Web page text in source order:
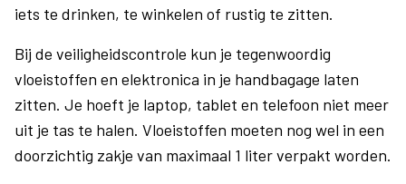
iets te drinken, te winkelen of rustig te zitten.
Bij de veiligheidscontrole kun je tegenwoordig
vloeistoffen en elektronica in je handbagage laten
zitten. Je hoeft je laptop, tablet en telefoon niet meer
uit je tas te halen. Vloeistoffen moeten nog wel in een
doorzichtig zakje van maximaal 1 liter verpakt worden.